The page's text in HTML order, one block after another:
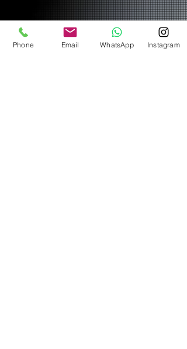
Phone Email WhatsApp Instagram